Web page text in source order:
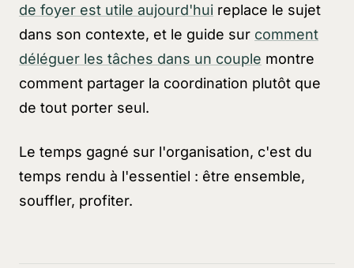
de foyer est utile aujourd'hui replace le sujet
dans son contexte, et le guide sur comment
déléguer les tâches dans un couple montre
comment partager la coordination plutôt que
de tout porter seul.
Le temps gagné sur l'organisation, c'est du
temps rendu à l'essentiel : être ensemble,
souffler, profiter.